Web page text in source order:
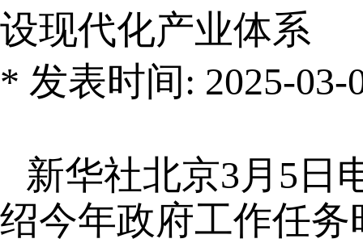
设现代化产业体系
* 发表时间: 2025-03-
新华社北京3月5日
绍今年政府工作任